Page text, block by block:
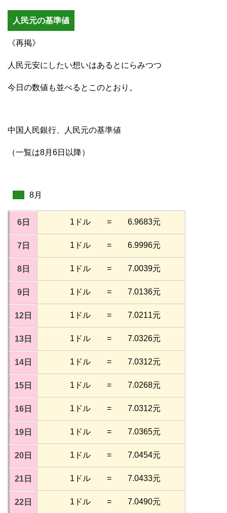
人民元の基準値
《再掲》
人民元安にしたい想いはあるとにらみつつ
今日の数値も並べるとこのとおり。
中国人民銀行、人民元の基準値
（一覧は8月6日以降）
8月
6日 1ドル = 6.9683元
7日 1ドル = 6.9996元
8日 1ドル = 7.0039元
9日 1ドル = 7.0136元
12日 1ドル = 7.0211元
13日 1ドル = 7.0326元
14日 1ドル = 7.0312元
15日 1ドル = 7.0268元
16日 1ドル = 7.0312元
19日 1ドル = 7.0365元
20日 1ドル = 7.0454元
21日 1ドル = 7.0433元
22日 1ドル = 7.0490元